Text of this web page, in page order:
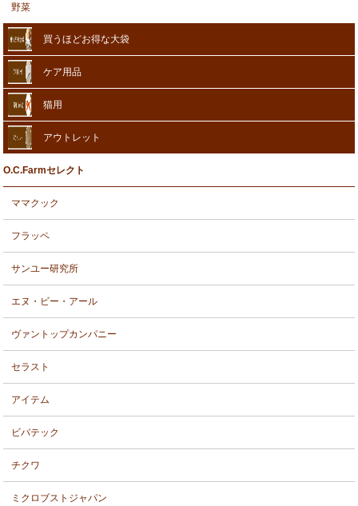
野菜
買うほどお得な大袋
ケア用品
猫用
アウトレット
O.C.Farmセレクト
ママクック
フラッペ
サンユー研究所
エヌ・ビー・アール
ヴァントップカンパニー
セラスト
アイテム
ビバテック
チクワ
ミクロブストジャパン